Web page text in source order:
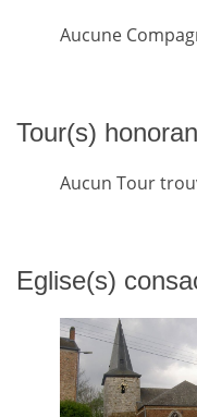
Aucune
Tour(s)
Aucun Tour
Eglise(s)